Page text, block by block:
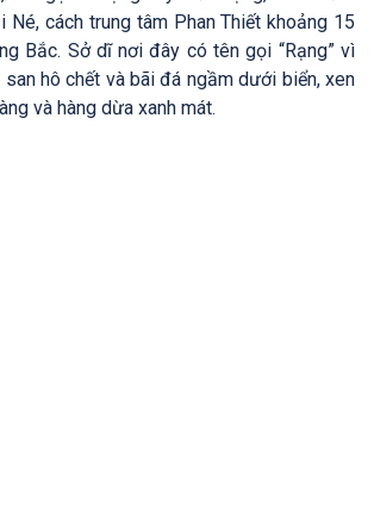
Né, cách trung tâm Phan Thiết khoảng 15
Bắc. Sở dĩ nơi đây có tên gọi “Rạng” vì
hô chết và bãi đá ngầm dưới biển, xen
và hàng dừa xanh mát.